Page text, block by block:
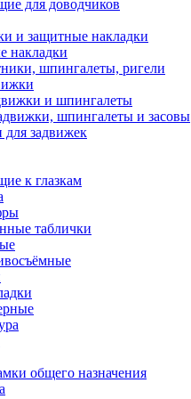
для доводчиков
и защитные накладки
накладки
шпингалеты, ригели
и шпингалеты
шпингалеты и засовы
задвижек
к глазкам
таблички
общего назначения